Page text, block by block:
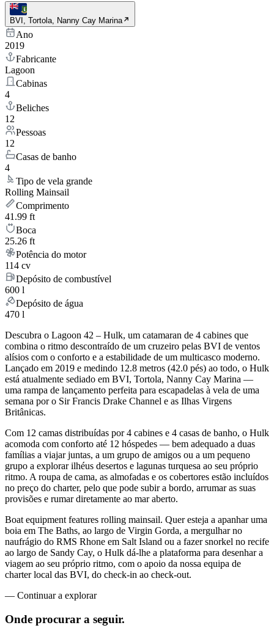
BVI, Tortola, Nanny Cay Marina
Ano
2019
Fabricante
Lagoon
Cabinas
4
Beliches
12
Pessoas
12
Casas de banho
4
Tipo de vela grande
Rolling Mainsail
Comprimento
41.99 ft
Boca
25.26 ft
Potência do motor
114 cv
Depósito de combustível
600 l
Depósito de água
470 l
Descubra o Lagoon 42 – Hulk, um catamaran de 4 cabines que
combina o ritmo descontraído de um cruzeiro pelas BVI de ventos
alísios com o conforto e a estabilidade de um multicasco moderno.
Lançado em 2019 e medindo 12.8 metros (42.0 pés) ao todo, o Hulk
está atualmente sediado em BVI, Tortola, Nanny Cay Marina —
uma rampa de lançamento perfeita para escapadelas à vela de uma
semana por o Sir Francis Drake Channel e as Ilhas Virgens
Britânicas.
Com 12 camas distribuídas por 4 cabines e 4 casas de banho, o Hulk
acomoda com conforto até 12 hóspedes — bem adequado a duas
famílias a viajar juntas, a um grupo de amigos ou a um pequeno
grupo a explorar ilhéus desertos e lagunas turquesa ao seu próprio
ritmo. A roupa de cama, as almofadas e os cobertores estão incluídos
no preço do charter, pelo que pode subir a bordo, arrumar as suas
provisões e rumar diretamente ao mar aberto.
Boat equipment features rolling mainsail. Quer esteja a apanhar uma
boia em The Baths, ao largo de Virgin Gorda, a mergulhar no
naufrágio do RMS Rhone em Salt Island ou a fazer snorkel no recife
ao largo de Sandy Cay, o Hulk dá-lhe a plataforma para desenhar a
viagem ao seu próprio ritmo, com o apoio da nossa equipa de
charter local das BVI, do check-in ao check-out.
— Continuar a explorar
Onde procurar a seguir.